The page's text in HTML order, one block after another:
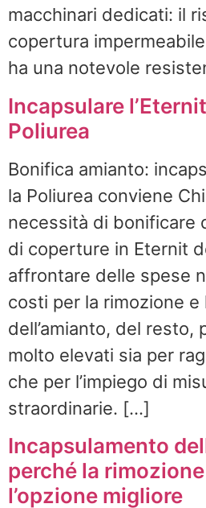
macchinari dedicati: il
copertura
ha una notevole
Incapsulare
Poliurea
Bonifica amianto:
la Poliurea conviene
necessità di bonificare
di coperture in Eternit
affrontare delle spese
costi per la rimozione
dell’amianto, del resto,
molto elevati sia per
che per l’impiego di
straordinarie. […]
Incapsulamento
perché la
l’opzione migliore